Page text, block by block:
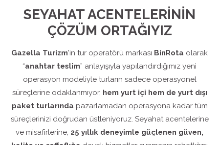
SEYAHAT ACENTELERİNİN
ÇÖZÜM ORTAĞIYIZ
Gazella Turizm’in tur operatörü markası BinRota olarak
“anahtar teslim” anlayışıyla yapılandırdığımız yeni
operasyon modeliyle turların sadece operasyonel
süreçlerine odaklanmıyor, hem yurt içi hem de yurt dışı
paket turlarında pazarlamadan operasyona kadar tüm
süreçlerinizi doğrudan üstleniyoruz. Seyahat acentelerine
ve misafirlerine, 25 yıllık deneyimle güçlenen güven,